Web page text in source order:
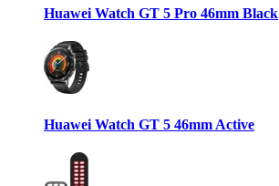
Huawei Watch GT 5 Pro 46mm Black
Huawei Watch GT 5 46mm Active